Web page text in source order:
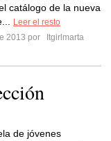
catálogo de la nueva
Leer el resto
2013 por
Itgirlmarta
de jóvenes